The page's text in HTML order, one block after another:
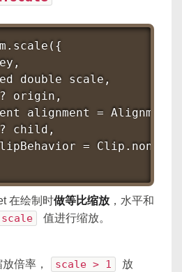
double scale,        //
origin,
alignment =
child,
= Clip.none,
在绘制时做等比缩放 ，水平和
scale
值进行缩放。
放倍率， scale > 1
放